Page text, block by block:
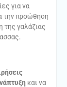
για να
την προώθηση
της γαλάζιας
και να